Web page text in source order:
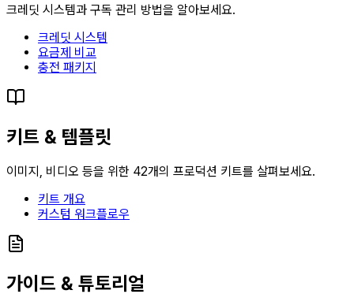
크레딧 시스템과 구독 관리 방법을 알아보세요.
크레딧 시스템
요금제 비교
충전 패키지
키트 & 템플릿
이미지, 비디오 등을 위한 42개의 프로덕션 키트를 살펴보세요.
키트 개요
커스텀 워크플로우
가이드 & 튜토리얼